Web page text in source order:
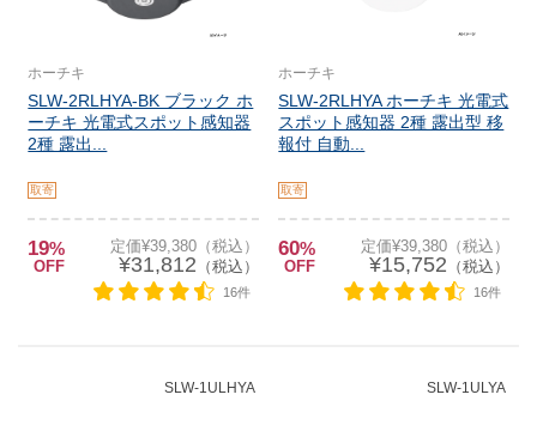
ホーチキ
SLW-2RLHYA-BK ブラック ホ
ーチキ 光電式スポット感知器
2種 露出...
取寄
19%
OFF
定価¥39,380（税込）
¥31,812 （税込）
16件
ホーチキ
SLW-2RLHYA ホーチキ 光電式
スポット感知器 2種 露出型 移
報付 自動...
取寄
60%
OFF
定価¥39,380（税込）
¥15,752 （税込）
16件
SLW-1ULHYA SLW-1ULYA